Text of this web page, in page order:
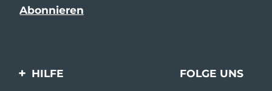
HILFE FOLGE UNS